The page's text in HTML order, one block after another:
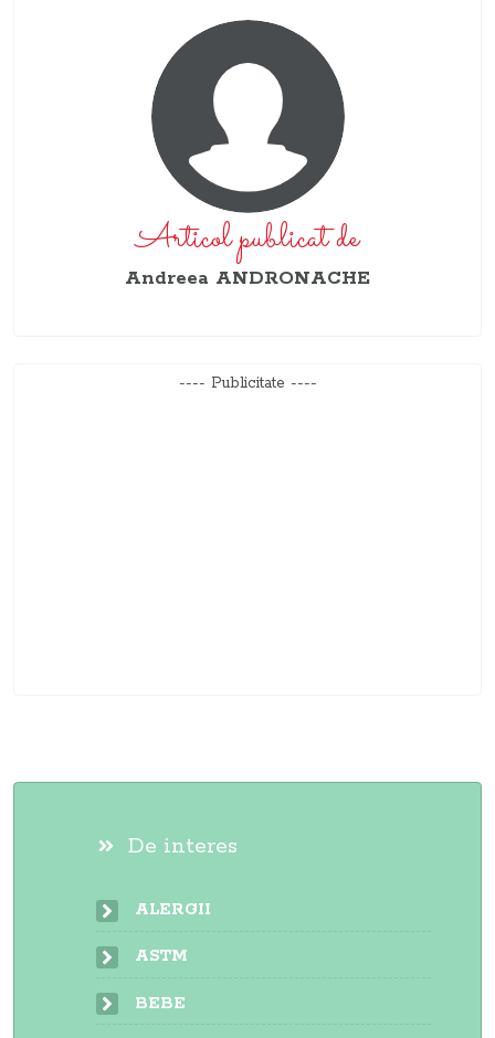
Articol publicat de
Andreea ANDRONACHE
---- Publicitate ----
De interes
ALERGII
ASTM
BEBE